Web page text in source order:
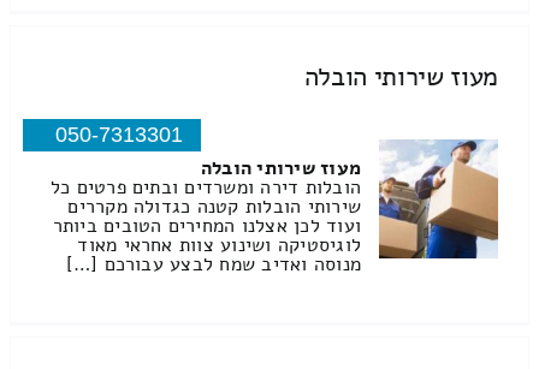
מעוז שירותי הובלה
050-7313301
מעוז שירותי הובלה
הובלות דירה ומשרדים ובתים פרטים כל
שירותי הובלות קטנה כגדולה מקררים
ועוד לכן אצלנו המחירים הטובים ביותר
לוגיסטיקה ושינוע צוות אחראי מאוד
מנוסה ואדיב שמח לבצע עבורכם […]